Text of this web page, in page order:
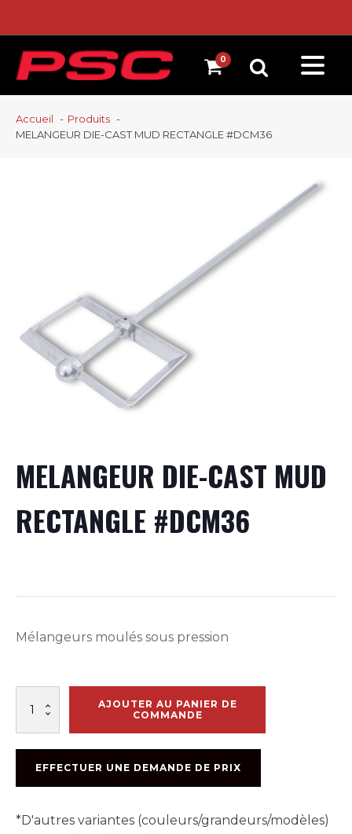
Accueil
Produits
MELANGEUR DIE-CAST MUD RECTANGLE #DCM36
MELANGEUR DIE-CAST MUD
RECTANGLE #DCM36
Mélangeurs moulés sous pression
MUD
RECTANGLE
AJOUTER AU PANIER DE
COMMANDE
EFFECTUER UNE DEMANDE DE PRIX
*D'autres variantes (couleurs/grandeurs/modèles)